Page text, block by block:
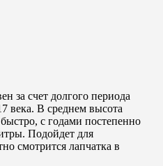
за счет долгого периода
века. В среднем высота
с годами постепенно
Подойдет для
смотрится лапчатка в